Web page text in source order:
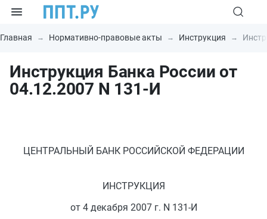
Главная Нормативно-правовые акты Инструкция
Инструкция Банка России от
04.12.2007 N 131-И
ЦЕНТРАЛЬНЫЙ БАНК РОССИЙСКОЙ ФЕДЕРАЦИИ
ИНСТРУКЦИЯ
от 4 декабря 2007 г. N 131-И